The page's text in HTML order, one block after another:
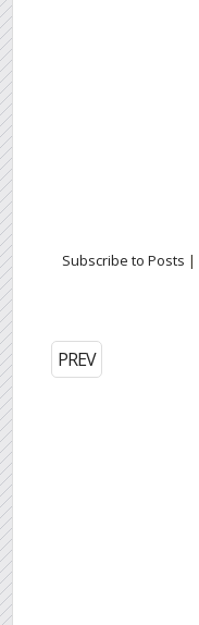
Subscribe to Posts |
PREV